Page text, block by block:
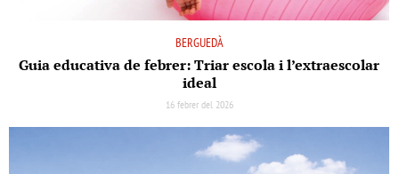
BERGUEDÀ
Guia educativa de febrer: Triar escola i l’extraescolar
ideal
16 febrer del 2026